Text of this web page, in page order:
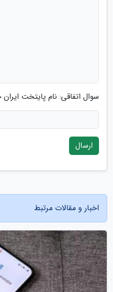
سوال اتفاقی: نام پایتخت
ارسال
اخبار و مقالات مرتبط